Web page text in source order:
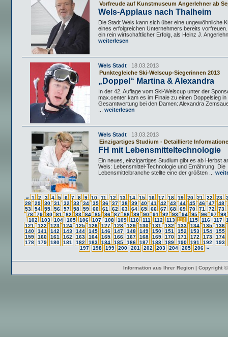
Vorfreude auf Kunstmuseum Angerlehner ab
Wels-Applaus nach Thalheim
Die Stadt Wels kann sich über eine ungewöhnliche
eines erfolgreichen Unternehmers bereits
ein rein wirtschaftlicher Erfolg, als Heinz J.
weiterlesen
Wels Stadt | 18.03.2013
Punktegleiche Ski-Welscup-Siegerinnen 2013
„Doppel“ Martina & Alexandra
In der 42. Auflage vom Ski-Welscup unter der
max.center kam es im Finale zu einen Doppelsieg in
Gesamtwertung bei den Damen: Alexandra
weiterlesen
Wels Stadt | 13.03.2013
Einzigartiges Studium - Detaillierte
FH mit Lebensmitteltechnologie
Ein neues, einzigartiges Studium gibt es ab Herbst
Wels: Lebensmittel-Technologie und Ernährung. Die
Lebensmittelbranche stellte eine der größten ...
« 1 2 3 4 5 6 7 8 9 10 11 12 13 14 15 16 17 18 19 20 21 22 23
28
29 30 31 32 33 34 35 36 37 38 39 40 41 42 43 44 45 46 47
48
53
54 55 56 57 58 59 60 61 62 63 64 65 66 67 68 69 70 71 72
73
78
79 80 81 82 83 84 85 86 87 88 89 90 91 92 93 94 95 96 97
98
102
103 104 105 106 107 108 109 110 111 112 113 114 115 116 117
121
122 123 124 125 126 127 128 129 130 131 132 133 134 135
136
140
141 142 143 144 145 146 147 148 149 150 151 152 153 154
155
159
160 161 162 163 164 165 166 167 168 169 170 171 172 173
174
178
179 180 181 182 183 184 185 186 187 188 189 190 191 192
193
197
198 199 200 201 202 203 204 205 206»
Information aus Ihrer Region | Copyright